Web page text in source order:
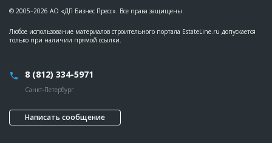
© 2005–2026 АО «ДП Бизнес Пресс». Все права защищены
Любое использование материалов строительного портала EstateLine.ru допускается
только при наличии прямой ссылки.
8 (812) 334-5971
Санкт-Петербург
Написать сообщение